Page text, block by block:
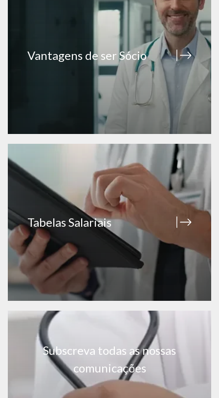
Vantagens de ser Sócio
Tabelas Salariais
Subscreva todas as nossas
comunicações